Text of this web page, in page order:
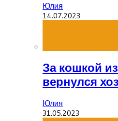
Юлия
14.07.2023
За кошкой
вернулся
Юлия
31.05.2023